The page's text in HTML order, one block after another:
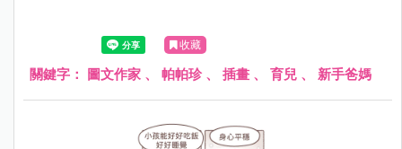
收藏
關鍵字： 圖文作家 、 帕帕珍、 插畫 、 育兒 、 新手爸媽